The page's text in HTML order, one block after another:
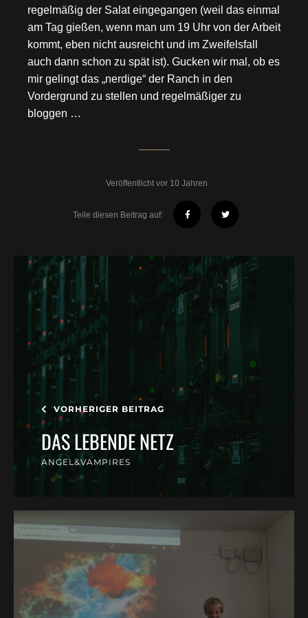
regelmäßig der Salat eingegangen (weil das einmal
am Tag gießen, wenn man um 19 Uhr von der Arbeit
kommt, eben nicht ausreicht und im Zweifelsfall
auch dann schon zu spät ist). Gucken wir mal, ob es
mir gelingt das „nerdige“ der Ranch in den
Vordergrund zu stellen und regelmäßiger zu
bloggen …
Veröffentlicht vor 10 Jahren
Teile diesen Beitrag auf:
VORHERIGER BEITRAG
DAS LEBENDE NETZ
ANGEL&VAMPIRES